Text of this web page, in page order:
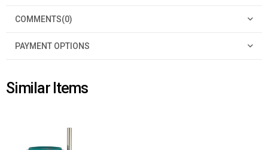
COMMENTS(0)
PAYMENT OPTIONS
Similar Items